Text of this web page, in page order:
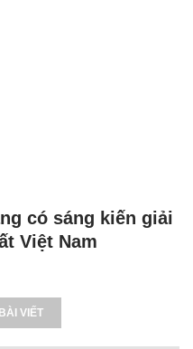
có sáng kiến giải
Việt Nam
VIẾT